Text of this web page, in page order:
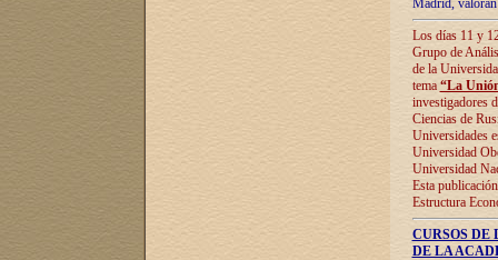
Madrid,
Los días 11 y
Grupo de
de la
tema “La
investigadores
Ciencias de
Universidades
Universidad
Universidad
Esta
Estructura
CURSOS
DE LA